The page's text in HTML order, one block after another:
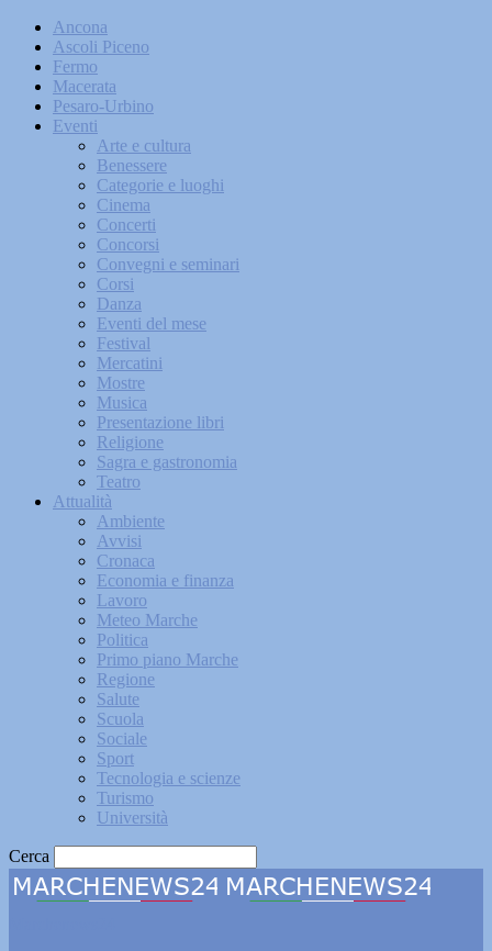
Ancona
Ascoli Piceno
Fermo
Macerata
Pesaro-Urbino
Eventi
Arte e cultura
Benessere
Categorie e luoghi
Cinema
Concerti
Concorsi
Convegni e seminari
Corsi
Danza
Eventi del mese
Festival
Mercatini
Mostre
Musica
Presentazione libri
Religione
Sagra e gastronomia
Teatro
Attualità
Ambiente
Avvisi
Cronaca
Economia e finanza
Lavoro
Meteo Marche
Politica
Primo piano Marche
Regione
Salute
Scuola
Sociale
Sport
Tecnologia e scienze
Turismo
Università
Cerca